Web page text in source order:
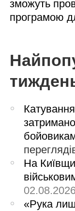
зможуть
програмою
На
«Рука